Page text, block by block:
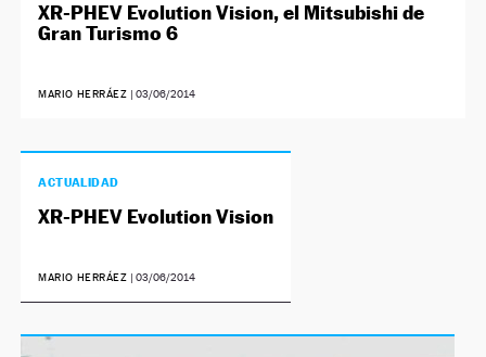
XR-PHEV Evolution Vision, el Mitsubishi de
Gran Turismo 6
MARIO HERRÁEZ 03/06/2014
ACTUALIDAD
XR-PHEV Evolution Vision
MARIO HERRÁEZ | 03/06/2014